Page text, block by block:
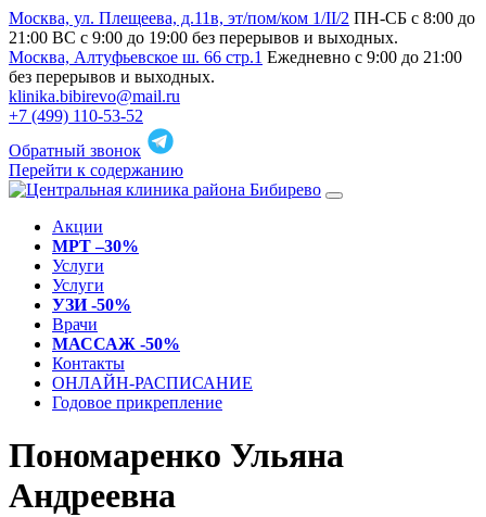
Москва, ул. Плещеева, д.11в, эт/пом/ком 1/II/2 ПН-СБ с 8:00 до
21:00 ВС с 9:00 до 19:00 без перерывов и выходных.
Москва, Алтуфьевское ш. 66 стр.1 Ежедневно с 9:00 до 21:00
без перерывов и выходных.
klinika.bibirevo@mail.ru
+7 (499) 110-53-52
Обратный звонок
Перейти к содержанию
Акции
МРТ –30%
Услуги
Услуги
УЗИ -50%
Врачи
МАССАЖ -50%
Контакты
ОНЛАЙН-РАСПИСАНИЕ
Годовое прикрепление
Пономаренко Ульяна
Андреевна